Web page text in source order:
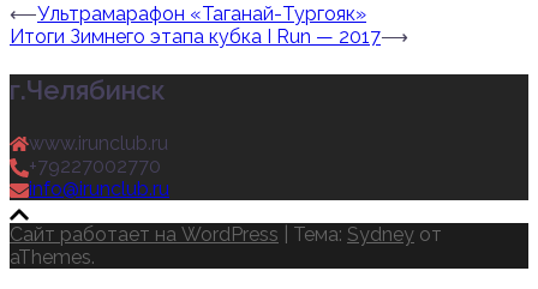
⟵Ультрамарафон «Таганай-Тургояк»
Итоги Зимнего этапа кубка I Run — 2017⟶
г.Челябинск
www.irunclub.ru
+79227002770
info@irunclub.ru
Сайт работает на WordPress
Тема: Sydney от
aThemes.